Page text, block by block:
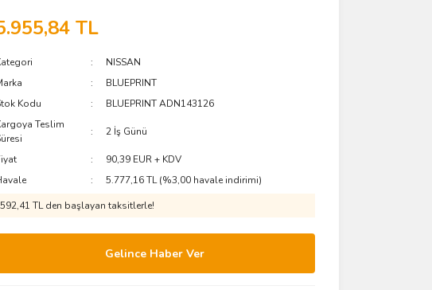
TL
NISSAN
BLUEPRINT
Kodu
BLUEPRINT ADN143126
Teslim
2 İş Günü
90,39 EUR + KDV
5.777,16 TL (%3,00 havale indirimi)
592,41 TL den başlayan taksitlerle!
Gelince Haber Ver